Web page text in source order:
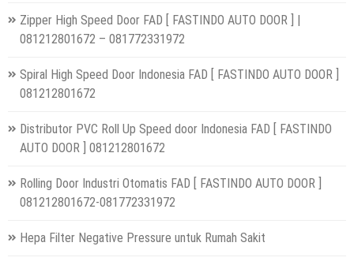
Zipper High Speed Door FAD [ FASTINDO AUTO DOOR ] |
081212801672 – 081772331972
Spiral High Speed Door Indonesia FAD [ FASTINDO AUTO DOOR ]
081212801672
Distributor PVC Roll Up Speed door Indonesia FAD [ FASTINDO
AUTO DOOR ] 081212801672
Rolling Door Industri Otomatis FAD [ FASTINDO AUTO DOOR ]
081212801672-081772331972
Hepa Filter Negative Pressure untuk Rumah Sakit